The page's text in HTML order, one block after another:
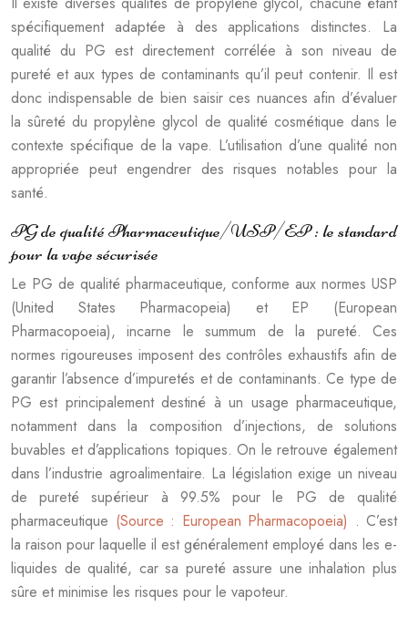
spécifiquement adaptée à des applications distinctes. La
qualité du PG est directement corrélée à son niveau de
pureté et aux types de contaminants qu’il peut contenir. Il est
donc indispensable de bien saisir ces nuances afin d’évaluer
la sûreté du propylène glycol de qualité cosmétique dans le
contexte spécifique de la vape. L’utilisation d’une qualité non
appropriée peut engendrer des risques notables pour la
santé.
PG de qualité Pharmaceutique/USP/EP : le standard
pour la vape sécurisée
Le PG de qualité pharmaceutique, conforme aux normes USP
(United States Pharmacopeia) et EP (European
Pharmacopoeia), incarne le summum de la pureté. Ces
normes rigoureuses imposent des contrôles exhaustifs afin de
garantir l’absence d’impuretés et de contaminants. Ce type de
PG est principalement destiné à un usage pharmaceutique,
notamment dans la composition d’injections, de solutions
buvables et d’applications topiques. On le retrouve également
dans l’industrie agroalimentaire. La législation exige un niveau
de pureté supérieur à 99.5% pour le PG de qualité
pharmaceutique (Source : European Pharmacopoeia) . C’est
la raison pour laquelle il est généralement employé dans les e-
liquides de qualité, car sa pureté assure une inhalation plus
sûre et minimise les risques pour le vapoteur.